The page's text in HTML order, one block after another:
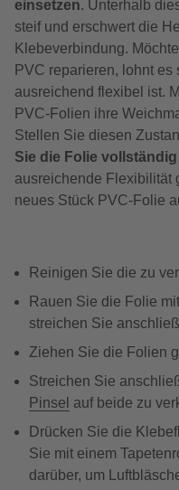
einsetzen. Unterhalb
steif und erschwert die
Klebeverbindung.
PVC reparieren, lohnt
ausreichend flexibel ist.
PVC-Folien ihre
Stellen Sie diesen
Sie die Folie
ausreichende Flexibilität
neues Stück PVC-Folie
Reinigen Sie die zu
Rauen Sie die Folie
streichen Sie
Ziehen Sie die Folien
Streichen Sie
Pinsel auf beide zu
Drücken Sie die
Sie mit einem
darüber, um